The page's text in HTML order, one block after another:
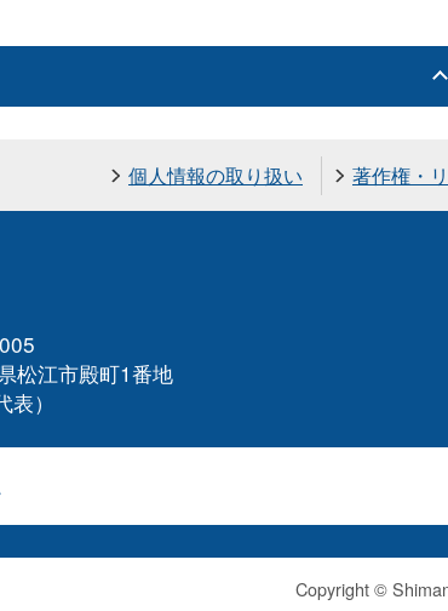
個人情報の取り扱い 著作権・
江市殿町1番地
）
Copyright ©